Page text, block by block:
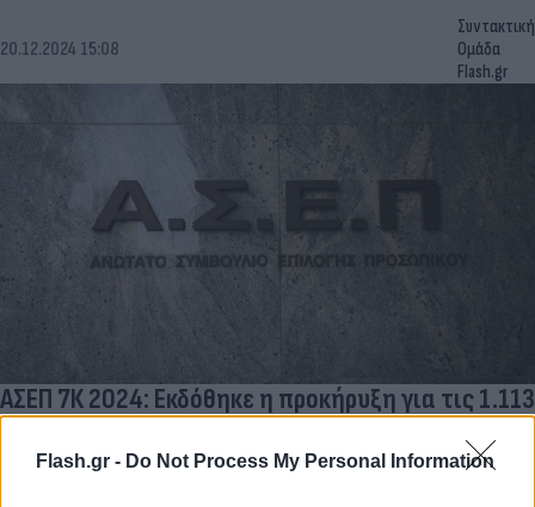
Flash.gr - Do Not Process My Personal Information
20.12.2024 15:08
Συντακτική
Ομάδα
Flash.gr
ΑΣΕΠ 7Κ 2024: Εκδόθηκε η προκήρυξη για τις 1.113
μόνιμες προσλήψεις στο Δημόσιο - Δείτε τα ΦΕΚ
Τα ΦΕΚ της προκήρυξης έχουν καταχωριστεί στην ιστοσελίδα